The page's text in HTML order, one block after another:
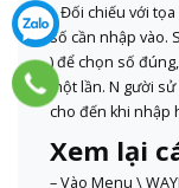
– Đối chiếu với
số cần nhập vào.
) để chọn số
một lần. N gười
cho đến khi nhập
Xem lại
– Vào Menu \